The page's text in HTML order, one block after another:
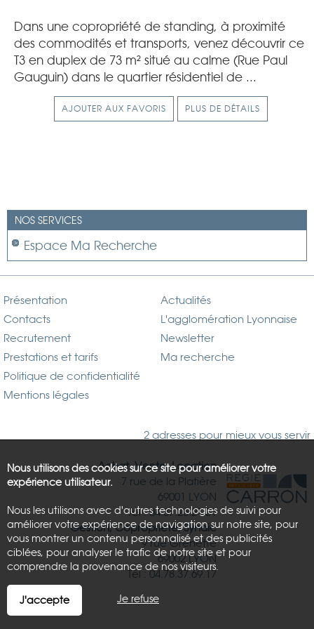
Dans une copropriété de standing, à proximité
des commodités et transports, venez découvrir ce
T3 en duplex de 73 m² situé au calme (Rue Paul
Gauguin) dans le quartier résidentiel de ...
AJOUTER AUX FAVORIS PLUS DE DÉTAILS
NOS SERVICES
Espace Ma Recherche
Présentation
Contacts
Recrutement
Prestations et tarifs
Politique de confidentialité
Mentions légales
Actualités
L'agglomération Lyonnaise
Newsletter
Ma recherche
2 adresses pour mieux vous servir
Achat, Vente, Location
7 rue de la Platière
69001 LYON
Tél : 04.37.26.21.81
Gestion, Copropriété, Syndic
9 rue Grenette
69002 LYON
Tél : 04.78.37.69.17
Nous utilisons des cookies sur ce site pour améliorer votre
expérience utilisateur.
Nous les utilisons avec d'autres technologies de suivi pour
améliorer votre expérience de navigation sur notre site, pour
vous montrer un contenu personnalisé et des publicités
ciblées, pour analyser le trafic de notre site et pour
comprendre la provenance de nos visiteurs.
J'accepte Je refuse